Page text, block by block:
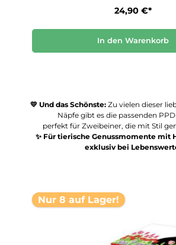
24,90 €*
In den Warenkorb
💛 Und das Schönste: Zu vielen dieser
Näpfe gibt es die passenden
perfekt für Zweibeiner, die mit Stil
✨Für tierische Genussmomente mit
exklusiv bei
Nur 8 auf Lager!